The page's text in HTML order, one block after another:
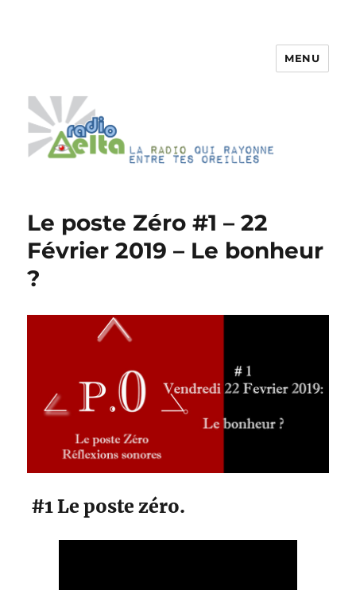
MENU
Le poste Zéro #1 – 22
Février 2019 – Le bonheur
?
#1 Le poste zéro.